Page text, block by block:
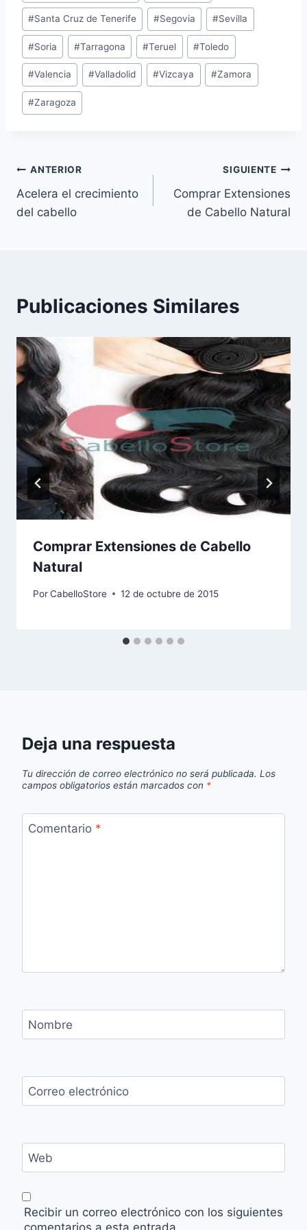
#Santa Cruz de Tenerife #Segovia #Sevilla
#Soria #Tarragona #Teruel #Toledo
#Valencia #Valladolid #Vizcaya #Zamora
#Zaragoza
Navegación
de
ANTERIOR
Acelera el crecimiento
del cabello
SIGUIENTE
Comprar Extensiones
de Cabello Natural
Publicaciones Similares
Comprar Extensiones de Cabello
Natural
PorCabelloStore 12 de octubre de 2015
Deja una respuesta
Tu dirección de correo electrónico no será publicada. Los
campos obligatorios están marcados con *
Comentario *
Nombre
Correo electrónico
Web
Recibir un correo electrónico con los siguientes